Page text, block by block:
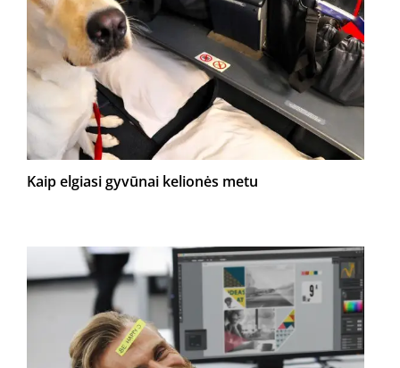
Kaip elgiasi gyvūnai kelionės metu